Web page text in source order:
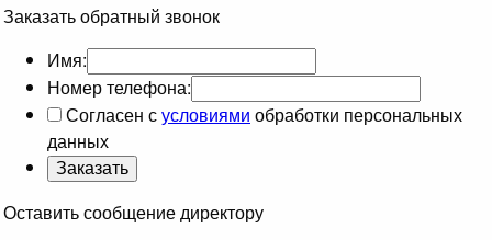
Заказать обратный звонок
Имя:
Номер телефона:
Согласен сусловиями обработки персональных
данных
Оставить сообщение директору